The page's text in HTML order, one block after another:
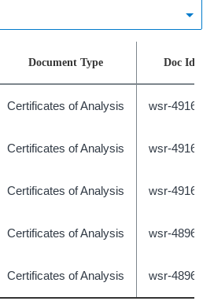
Document Type Doc Id
Certificates of Analysis wsr-491639
Certificates of Analysis wsr-491638
Certificates of Analysis wsr-491640
Certificates of Analysis wsr-489631
Certificates of Analysis wsr-489633